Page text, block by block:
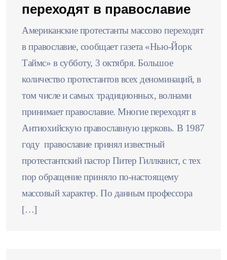
переходят в православие
Американские протестанты массово переходят
в православие, сообщает газета «Нью-Йорк
Таймс» в субботу, 3 октября. Большое
количество протестантов всех деноминаций, в
том числе и самых традиционных, волнами
принимает православие. Многие переходят в
Антиохийскую православную церковь. В 1987
году православие принял известный
протестантский пастор Питер Гиллквист, с тех
пор обращение приняло по-настоящему
массовый характер. По данным профессора
[…]